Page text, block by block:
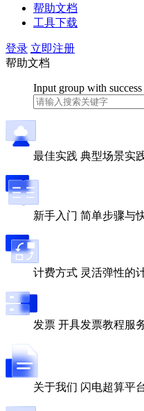
帮助文档
工具下载
登录 立即注册
帮助文档
Input group with success
最佳实践 典型场景实
新手入门 简单步骤与
计费方式 灵活弹性的
发票 开具发票教程服
关于我们 闪电超算平